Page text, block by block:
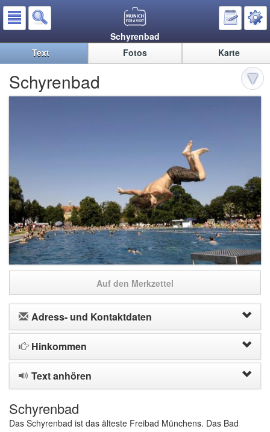
Schyrenbad
Text
Fotos Karte
Schyrenbad
Auf den Merkzettel
Adress- und Kontaktdaten
Hinkommen
Text anhören
Schyrenbad
Das Schyrenbad ist das älteste Freibad Münchens. Das Bad